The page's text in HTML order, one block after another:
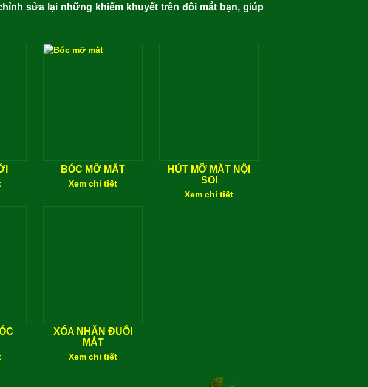
sửa lại những khiếm khuyết trên đôi mắt bạn, giúp
BÓC MỠ MẮT
Xem chi tiết
HÚT MỠ MẮT NỘI
SOI
Xem chi tiết
XÓA NHĂN ĐUÔI
MẮT
Xem chi tiết